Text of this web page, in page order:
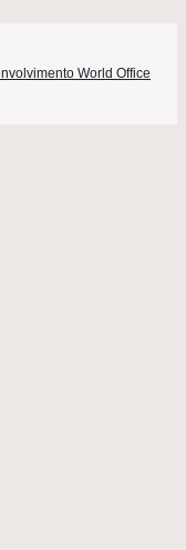
World Office